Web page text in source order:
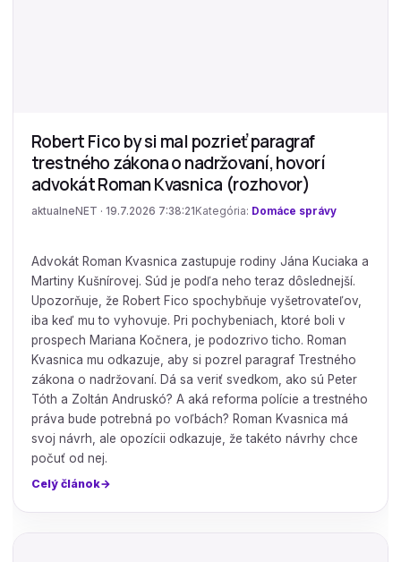
Robert Fico by si mal pozrieť paragraf
trestného zákona o nadržovaní, hovorí
advokát Roman Kvasnica (rozhovor)
aktualneNET · 19.7.2026 7:38:21 Kategória: Domáce správy
Advokát Roman Kvasnica zastupuje rodiny Jána Kuciaka a
Martiny Kušnírovej. Súd je podľa neho teraz dôslednejší.
Upozorňuje, že Robert Fico spochybňuje vyšetrovateľov,
iba keď mu to vyhovuje. Pri pochybeniach, ktoré boli v
prospech Mariana Kočnera, je podozrivo ticho. Roman
Kvasnica mu odkazuje, aby si pozrel paragraf Trestného
zákona o nadržovaní. Dá sa veriť svedkom, ako sú Peter
Tóth a Zoltán Andruskó? A aká reforma polície a trestného
práva bude potrebná po voľbách? Roman Kvasnica má
svoj návrh, ale opozícii odkazuje, že takéto návrhy chce
počuť od nej.
Celý článok